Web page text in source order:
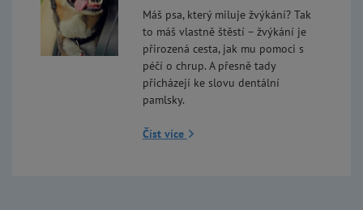
Máš psa, který miluje žvýkání? Tak
to máš vlastně štěstí – žvýkání je
přirozená cesta, jak mu pomoci s
péčí o chrup. A přesně tady
přicházejí ke slovu dentální
pamlsky.
Číst více